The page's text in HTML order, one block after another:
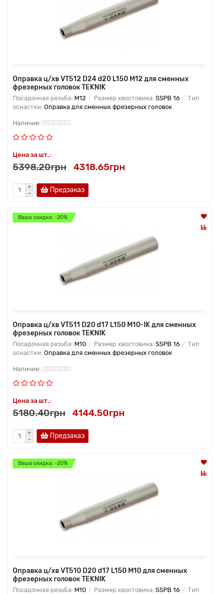
Оправка ц/хв VT512 D24 d20 L150 M12 для сменных
фрезерных головок TEKNIK
Посадочная резьба: M12 Размер хвостовика: SSPB 16
Тип
оснастки: Оправка для сменных фрезерных головок
Цена за шт.:
5398.20грн 4318.65грн
Предзаказ
Ваша скидка: -20%
Оправка ц/хв VT511 D20 d17 L150 M10-IK для сменных
фрезерных головок TEKNIK
Посадочная резьба: M10 Размер хвостовика: SSPB 16
Тип
оснастки: Оправка для сменных фрезерных головок
Цена за шт.:
5180.40грн 4144.50грн
Предзаказ
Ваша скидка: -20%
Оправка ц/хв VT510 D20 d17 L150 M10 для сменных
фрезерных головок TEKNIK
Посадочная резьба: M10 Размер хвостовика: SSPB 16
Тип